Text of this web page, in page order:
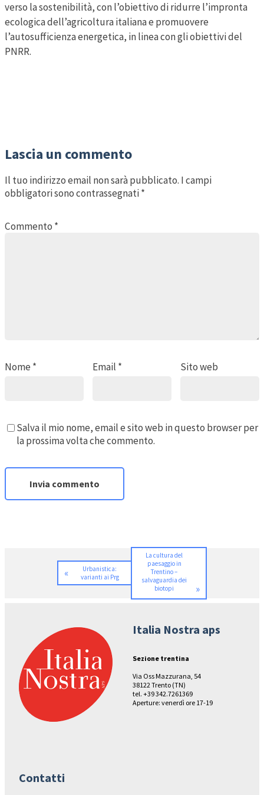
verso la sostenibilità, con l’obiettivo di ridurre l’impronta
ecologica dell’agricoltura italiana e promuovere
l’autosufficienza energetica, in linea con gli obiettivi del
PNRR.
Lascia un commento
Il tuo indirizzo email non sarà pubblicato. I campi
obbligatori sono contrassegnati*
Commento *
Nome * Email * Sito web
Salva il mio nome, email e sito web in questo browser per
la prossima volta che commento.
«
Urbanistica:
varianti ai Prg
La cultura del
paesaggio in
Trentino –
salvaguardia dei
biotopi
»
Italia Nostra aps
Sezione trentina
Via Oss Mazzurana, 54
38122 Trento (TN)
tel. +39 342.7261369
Aperture: venerdì ore 17-19
Contatti